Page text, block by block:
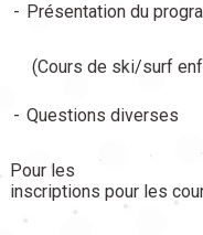
- Présentation du
(Cours de ski/surf
- Questions diverses
Pour les
inscriptions pour les